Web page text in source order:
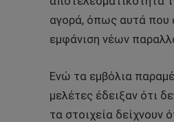
αγορά, όπως αυτά που
εμφάνιση νέων
Ενώ τα εμβόλια
μελέτες έδειξαν ότι
τα στοιχεία δείχνουν